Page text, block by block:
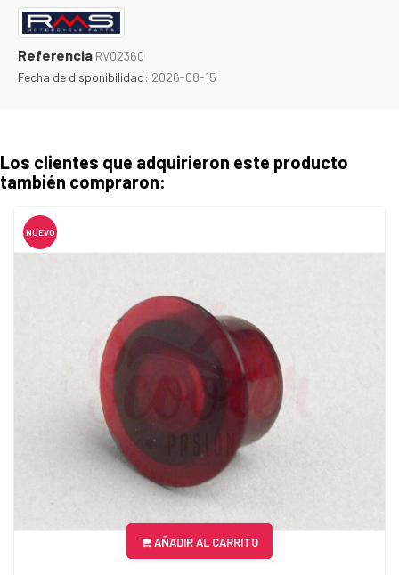
Referencia RV02360
Fecha de disponibilidad: 2026-08-15
Los clientes que adquirieron este producto
también compraron:
NUEVO
AÑADIR AL CARRITO